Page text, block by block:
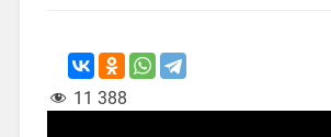
11 388